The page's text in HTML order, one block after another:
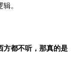
。
方都不听，那真的是